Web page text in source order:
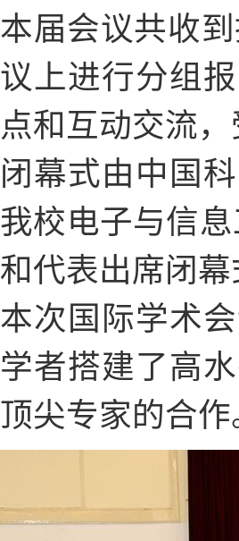
本届会议共收
议上进行分组
点和互动交流
闭幕式由中国
我校电子与信
和代表出席闭幕
本次国际学术
学者搭建了高
顶尖专家的合作